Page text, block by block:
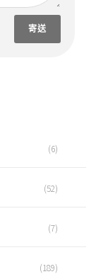
寄送
(6)
(52)
(7)
(189)